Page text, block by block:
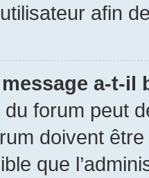
afin
a-t-il
du forum peut
doivent
que